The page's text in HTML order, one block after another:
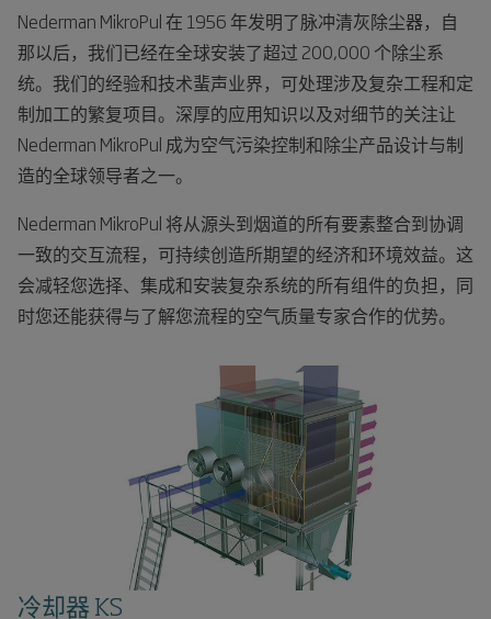
Nederman MikroPul 在 1956 年发明了脉冲清灰除尘器，自
那以后，我们已经在全球安装了超过 200,000 个除尘系
统。我们的经验和技术蜚声业界，可处理涉及复杂工程和定
制加工的繁复项目。深厚的应用知识以及对细节的关注让
Nederman MikroPul 成为空气污染控制和除尘产品设计与制
造的全球领导者之一。
Nederman MikroPul 将从源头到烟道的所有要素整合到协调
一致的交互流程，可持续创造所期望的经济和环境效益。这
会减轻您选择、集成和安装复杂系统的所有组件的负担，同
时您还能获得与了解您流程的空气质量专家合作的优势。
冷却器 KS